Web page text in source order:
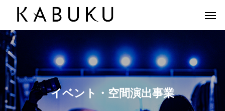
イベント・空間演出事業